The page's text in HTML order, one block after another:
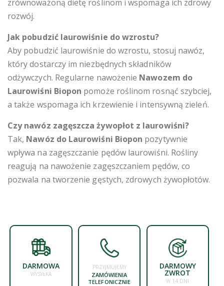
zrównoważoną dietę roślinom i wspomaga ich zdrowy
rozwój.
Jak pobudzić laurowiśnie do wzrostu?
Aby pobudzić laurowiśnie do wzrostu, stosuj nawóz,
który dostarczy im niezbędnych składników
odżywczych. Regularne nawożenie Nawozem do
Laurowiśni Biopon pomoże roślinom rosnąć szybciej,
a także wspomaga ich krzewienie i intensywną zieleń.
Czy nawóz zagęszcza żywopłot z laurowiśni?
Tak, Nawóz do Laurowiśni Biopon pozytywnie
wpływa na zagęszczanie pędów laurowiśni. Rośliny
reagują na nawożenie zagęszczaniem pędów, co
pozwala na tworzenie gęstych, zdrowych żywopłotów.
DARMOWA
WYSYŁKA
PRZYJMUJEMY
ZAMÓWIENIA
TELEFONICZNIE
DARMOWY
ZWROT
W 14 DNI